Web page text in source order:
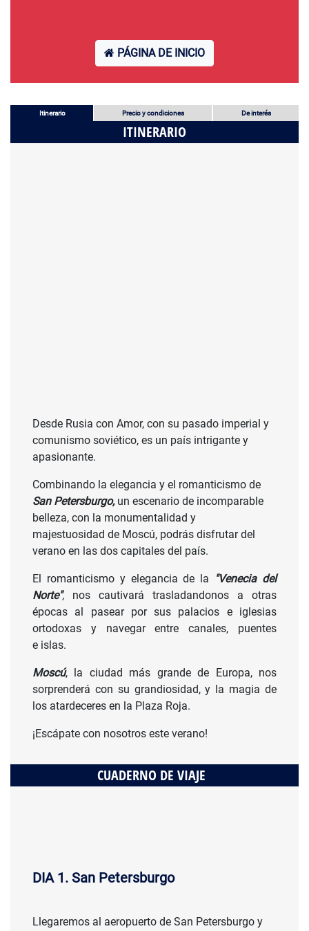
PÁGINA DE INICIO
Itinerario Precio y condiciones De interés
ITINERARIO
Desde Rusia con Amor, con su pasado imperial y
comunismo soviético, es un país intrigante y
apasionante.
Combinando la elegancia y el romanticismo de
San Petersburgo, un escenario de incomparable
belleza, con la monumentalidad y
majestuosidad de Moscú, podrás disfrutar del
verano en las dos capitales del país.
El romanticismo y elegancia de la
"Venecia del
Norte", nos cautivará trasladandonos a otras
épocas al pasear por sus palacios e iglesias
ortodoxas y navegar entre canales, puentes
e islas.
Moscú, la ciudad más grande de Europa, nos
sorprenderá con su grandiosidad, y la magia de
los atardeceres en la Plaza Roja.
¡Escápate con nosotros este verano!
CUADERNO DE VIAJE
DIA 1. San Petersburgo
Llegaremos al aeropuerto de San Petersburgo y